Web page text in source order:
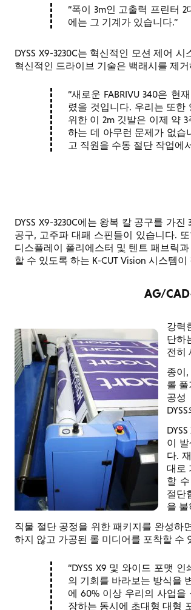
폭이 3m인 고출력 프린터 2
에는 그 기계가 있습니다.
DYSS X9-3230C는 혁신적인 모션 제어
혁신적인 드라이브 기술은 백래시를 제
새로운 FABRIVU 340은 현
렸을 것입니다. 우리는 또한
위한 이 2m 깃발은 이제 약
하는 데 아무런 문제가 없습
고 직원을 수동 절단 작업에
DYSS X9-3230C에는 왕복 칼 공구를 가
공구, 고주파 대패 스핀들이 있습니다.
디스플레이 폴리에스터 및 텐트 패브릭
할 수 있도록 하는 K-CUT Vision 시스템
AG/
강력
단하
전히
종이
롤
공성
이
다.
대로
할
절단
을
직물 절단 공정을 위한 패키지를 완성하
하지 않고 가공된 롤 미디어를 포착할 수
DYSS X9 및 와이드 포맷
의 기회를 바라보는 방식을
에 60% 이상 우리의 사업
장하는 동시에 초대형 대형